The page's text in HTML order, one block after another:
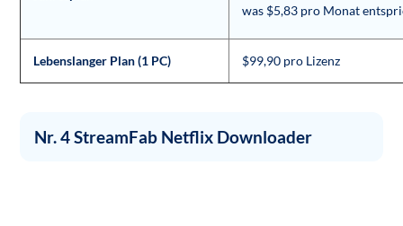
was $5,83 pro Monat
Lebenslanger Plan (1 PC) $99,90 pro Lizenz
Nr. 4 StreamFab Netflix Downloader